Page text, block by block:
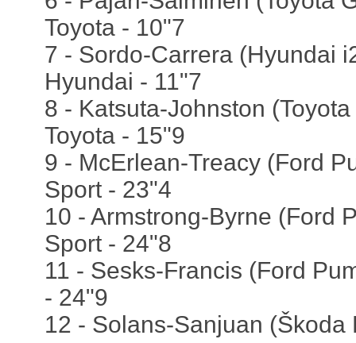
Toyota - 10"7
7 - Sordo-Carrera (Hyundai
Hyundai - 11"7
8 - Katsuta-Johnston
Toyota - 15"9
9 - McErlean-Treacy (Ford
Sport - 23"4
10 - Armstrong-Byrne (Ford
Sport - 24"8
11 - Sesks-Francis (Ford
- 24"9
12 - Solans-Sanjuan (Škoda